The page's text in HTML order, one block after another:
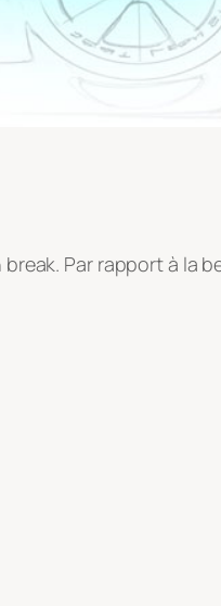
Par rapport à la